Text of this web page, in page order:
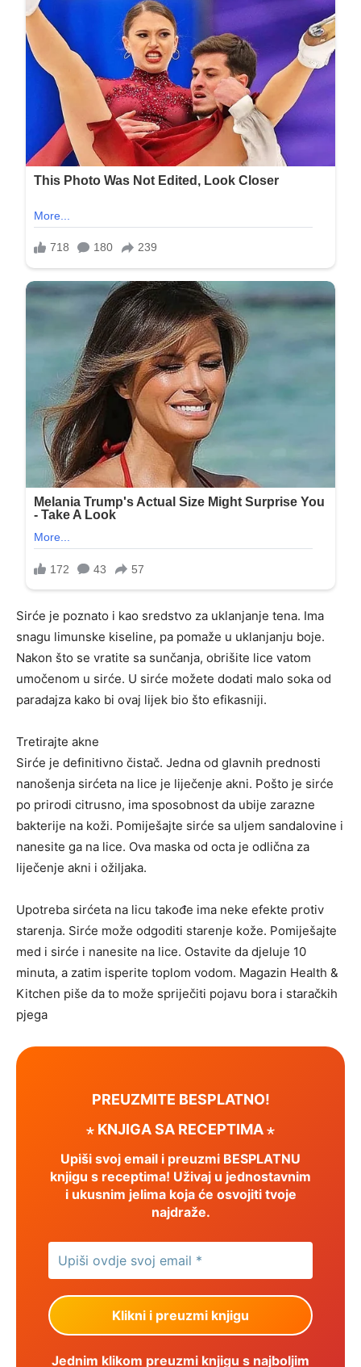
Sirće je poznato i kao sredstvo za uklanjanje tena. Ima
snagu limunske kiseline, pa pomaže u uklanjanju boje.
Nakon što se vratite sa sunčanja, obrišite lice vatom
umočenom u sirće. U sirće možete dodati malo soka od
paradajza kako bi ovaj lijek bio što efikasniji.
Tretirajte akne
Sirće je definitivno čistač. Jedna od glavnih prednosti
nanošenja sirćeta na lice je liječenje akni. Pošto je sirće
po prirodi citrusno, ima sposobnost da ubije zarazne
bakterije na koži. Pomiješajte sirće sa uljem sandalovine i
nanesite ga na lice. Ova maska ​​od octa je odlična za
liječenje akni i ožiljaka.
Upotreba sirćeta na licu takođe ima neke efekte protiv
starenja. Sirće može odgoditi starenje kože. Pomiješajte
med i sirće i nanesite na lice. Ostavite da djeluje 10
minuta, a zatim isperite toplom vodom. Magazin Health &
Kitchen piše da to može spriječiti pojavu bora i staračkih
pjega
PREUZMITE BESPLATNO!
⋆ KNJIGA SA RECEPTIMA ⋆
Upiši svoj email i preuzmi BESPLATNU
knjigu s receptima! Uživaj u jednostavnim
i ukusnim jelima koja će osvojiti tvoje
najdraže.
Jednim klikom preuzmi knjigu s najboljim